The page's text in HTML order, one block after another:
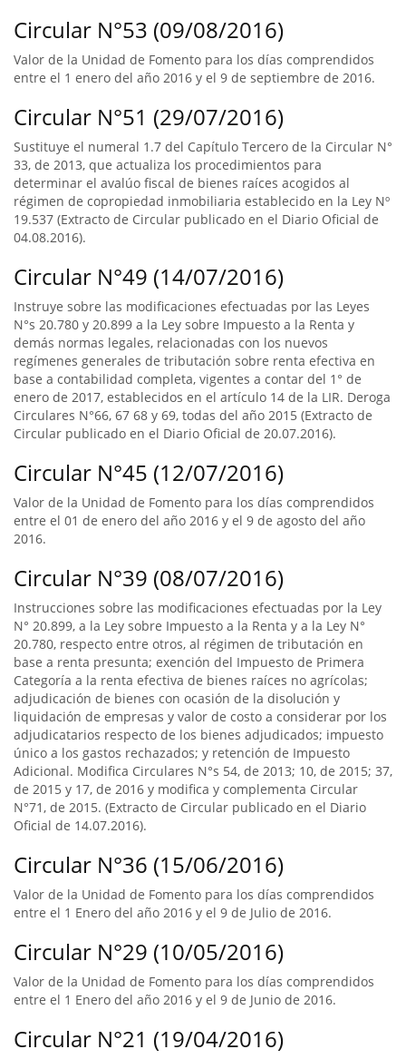
Circular N°53 (09/08/2016)
Valor de la Unidad de Fomento para los días comprendidos
entre el 1 enero del año 2016 y el 9 de septiembre de 2016.
Circular N°51 (29/07/2016)
Sustituye el numeral 1.7 del Capítulo Tercero de la Circular N°
33, de 2013, que actualiza los procedimientos para
determinar el avalúo fiscal de bienes raíces acogidos al
régimen de copropiedad inmobiliaria establecido en la Ley Nº
19.537 (Extracto de Circular publicado en el Diario Oficial de
04.08.2016).
Circular N°49 (14/07/2016)
Instruye sobre las modificaciones efectuadas por las Leyes
N°s 20.780 y 20.899 a la Ley sobre Impuesto a la Renta y
demás normas legales, relacionadas con los nuevos
regímenes generales de tributación sobre renta efectiva en
base a contabilidad completa, vigentes a contar del 1° de
enero de 2017, establecidos en el artículo 14 de la LIR. Deroga
Circulares N°66, 67 68 y 69, todas del año 2015 (Extracto de
Circular publicado en el Diario Oficial de 20.07.2016).
Circular N°45 (12/07/2016)
Valor de la Unidad de Fomento para los días comprendidos
entre el 01 de enero del año 2016 y el 9 de agosto del año
2016.
Circular N°39 (08/07/2016)
Instrucciones sobre las modificaciones efectuadas por la Ley
N° 20.899, a la Ley sobre Impuesto a la Renta y a la Ley N°
20.780, respecto entre otros, al régimen de tributación en
base a renta presunta; exención del Impuesto de Primera
Categoría a la renta efectiva de bienes raíces no agrícolas;
adjudicación de bienes con ocasión de la disolución y
liquidación de empresas y valor de costo a considerar por los
adjudicatarios respecto de los bienes adjudicados; impuesto
único a los gastos rechazados; y retención de Impuesto
Adicional. Modifica Circulares N°s 54, de 2013; 10, de 2015; 37,
de 2015 y 17, de 2016 y modifica y complementa Circular
N°71, de 2015. (Extracto de Circular publicado en el Diario
Oficial de 14.07.2016).
Circular N°36 (15/06/2016)
Valor de la Unidad de Fomento para los días comprendidos
entre el 1 Enero del año 2016 y el 9 de Julio de 2016.
Circular N°29 (10/05/2016)
Valor de la Unidad de Fomento para los días comprendidos
entre el 1 Enero del año 2016 y el 9 de Junio de 2016.
Circular N°21 (19/04/2016)